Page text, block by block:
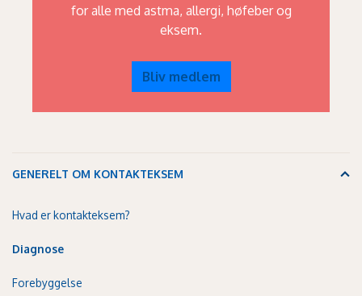
for alle med astma, allergi, høfeber og
eksem.
Bliv medlem
GENERELT OM KONTAKTEKSEM
Hvad er kontakteksem?
Diagnose
Forebyggelse